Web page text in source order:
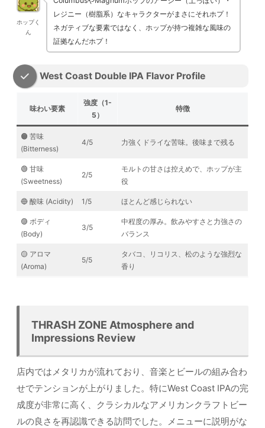
ホップく
ん
レジニー（樹脂系）なキャラクターがまさにそれホプ！
ネガティブな要素ではなく、ホップが持つ複雑な風味の
証拠なんだホプ！
West Coast Double IPA Flavor Profile
味わい要素
強度（1-
5）
特徴
🟠 苦味
(Bitterness)
4/5 力強くドライな苦味。後味まで残る
🟢 甘味
(Sweetness)
2/5
モルトの甘さは控えめで、ホップが主
役
🔵 酸味 (Acidity) 1/5 ほとんど感じられない
🟣 ボディ
(Body)
3/5
中程度の厚み。飲みやすさと力強さの
バランス
🟡 アロマ
(Aroma)
5/5
タバコ、リコリス、松のような強烈な
香り
THRASH ZONE Atmosphere and
Impressions Review
店内ではメタリカが流れており、音楽とビールの組み合わ
せでテンションが上がりました。特にWest Coast IPAの完
成度が非常に高く、クラシカルなアメリカンクラフトビー
ルの良さを再認識できる訪問でした。メニューに説明がな